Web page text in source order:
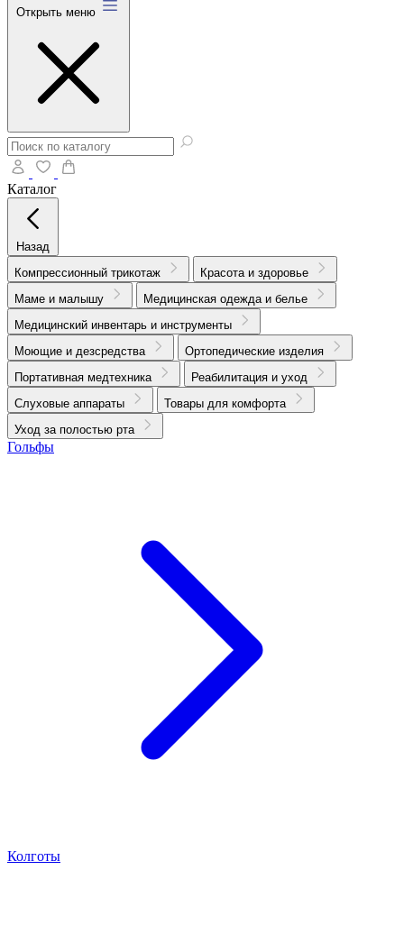
Открыть меню
Каталог
Назад
Компрессионный трикотаж
Красота и здоровье
Маме и малышу
Медицинская одежда и белье
Медицинский инвентарь и инструменты
Моющие и дезсредства
Ортопедические изделия
Портативная медтехника
Реабилитация и уход
Слуховые аппараты
Товары для комфорта
Уход за полостью рта
Гольфы
Колготы